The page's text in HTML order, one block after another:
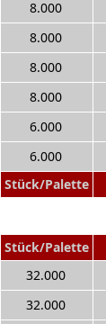
Stück/Palette
8.000
8.000
8.000
8.000
6.000
6.000
Stück/Palette
32.000
32.000